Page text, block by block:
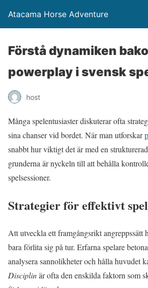
Atacama Horse Adventure
Förstå dynamiken
powerplay i svensk
host
Många spelentusiaster diskuterar ofta
sina chanser vid bordet. När man utforskar
snabbt hur viktigt det är med en
grunderna är nyckeln till att behålla
spelsessioner.
Strategier för effektivt spel
Att utveckla ett framgångsrikt angreppssätt
bara förlita sig på tur. Erfarna spelare
analysera sannolikheter och hålla huvudet
Disciplinär ofta den enskilda faktorn som